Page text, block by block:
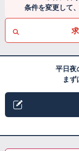
条件を変更して
平日夜
まず